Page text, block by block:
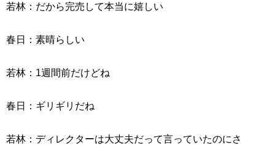
若林：だから完売して本当に嬉しい
春日：素晴らしい
若林：1週間前だけどね
春日：ギリギリだね
若林：ディレクターは大丈夫だって言っていたのにさ